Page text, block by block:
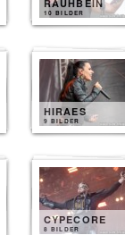
RAUHBEIN
10 BILDER
HIRAES
9 BILDER
CYPECORE
8 BILDER